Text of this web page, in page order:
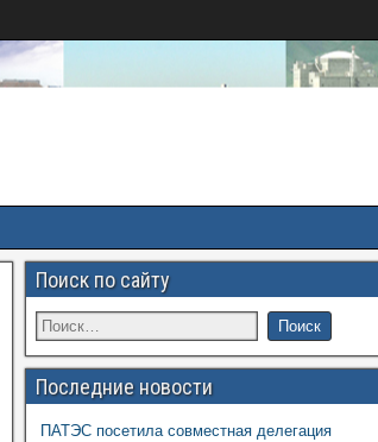
Поиск по сайту
Последние новости
ПАТЭС посетила совместная делегация